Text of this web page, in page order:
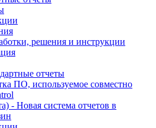
решения и инструкции
отчеты
ПО, используемое совместно
- Новая система отчетов в